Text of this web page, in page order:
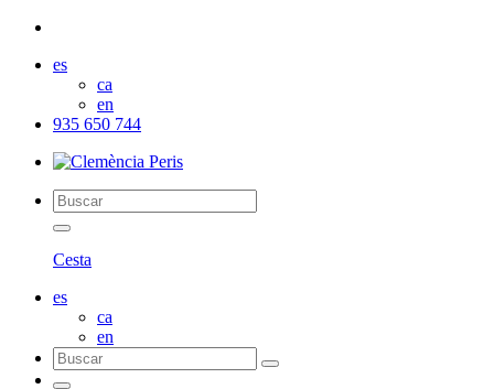
es
ca
en
935 650 744
Cesta
es
ca
en